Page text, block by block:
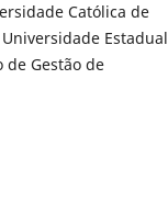
Católica de
Estadual
de Gestão de